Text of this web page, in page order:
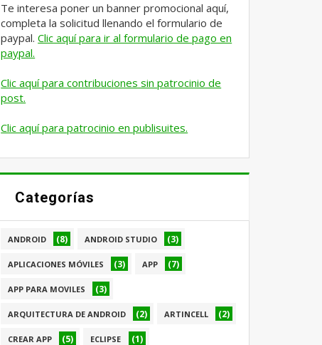
Te interesa poner un banner promocional aquí,
completa la solicitud llenando el formulario de
paypal.Clic aquí para ir al formulario de pago en
paypal.
Clic aquí para contribuciones sin patrocinio de
post.
Clic aquí para patrocinio en publisuites.
Categorías
ANDROID (8) ANDROID STUDIO (3)
APLICACIONES MÓVILES (3) APP (7)
APP PARA MOVILES (3)
ARQUITECTURA DE ANDROID (2) ARTINCELL (2)
CREAR APP (5) ECLIPSE (1)